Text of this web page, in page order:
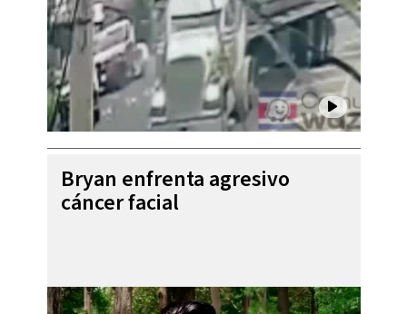
Bryan enfrenta agresivo
cáncer facial